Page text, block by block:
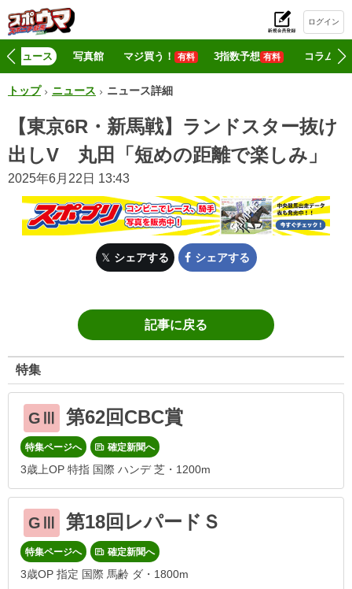
ログイン
ニュース 写真館 マジ買う！ 有料 3指数予想 有料 コラム
トップ ニュース ニュース詳細
【東京6R・新馬戦】ランドスター抜け
出しV 丸田「短めの距離で楽しみ」
2025年6月22日 13:43
シェアする シェアする
記事に戻る
特集
GⅢ 第62回CBC賞
特集ページへ 確定新聞へ
3歳上OP 特指 国際 ハンデ 芝・1200m
GⅢ 第18回レパードＳ
特集ページへ 確定新聞へ
3歳OP 指定 国際 馬齢 ダ・1800m